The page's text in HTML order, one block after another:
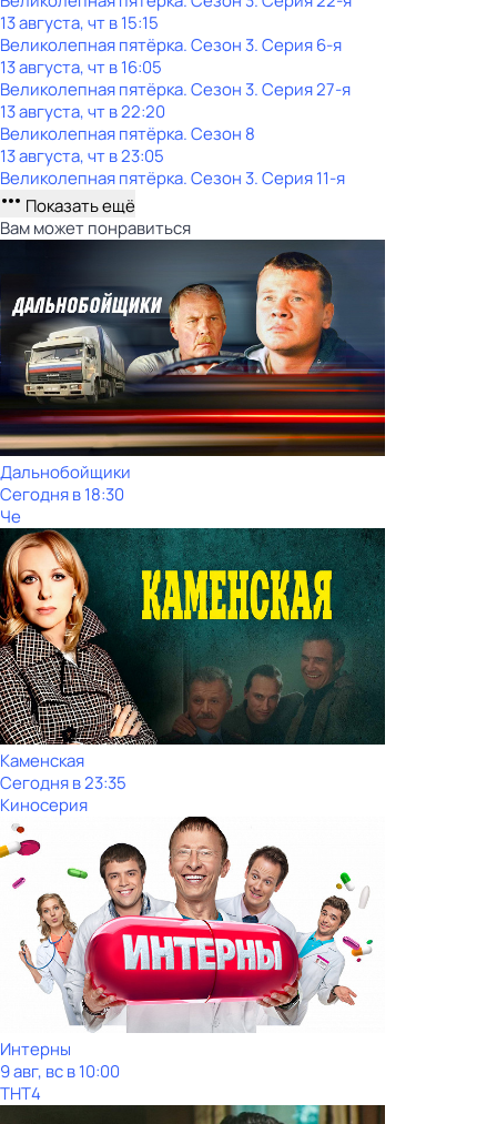
13 августа, чт в 15:15
Великолепная пятёрка. Сезон 3. Серия 6-я
13 августа, чт в 16:05
Великолепная пятёрка. Сезон 3. Серия 27-я
13 августа, чт в 22:20
Великолепная пятёрка. Сезон 8
13 августа, чт в 23:05
Великолепная пятёрка. Сезон 3. Серия 11-я
Показать ещё
Вам может понравиться
Дальнобойщики
Сегодня в 18:30
Че
Каменская
Сегодня в 23:35
Киносерия
Интерны
9 авг, вс в 10:00
ТНТ4